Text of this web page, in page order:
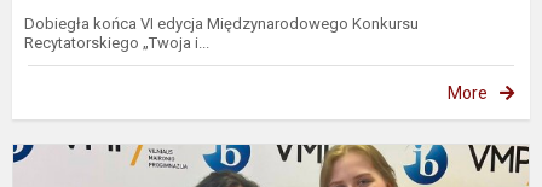
Dobiegła końca VI edycja Międzynarodowego Konkursu
Recytatorskiego „Twoja i...
More